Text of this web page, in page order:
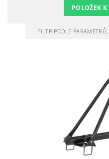
POLOŽEK
FILTR PODLE